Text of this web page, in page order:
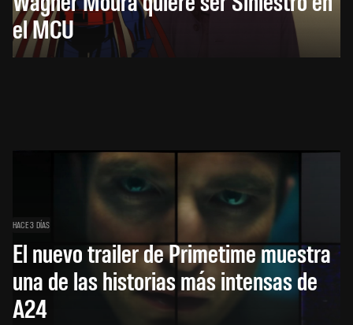
el MCU
HACE 3 DÍAS
El nuevo trailer de Primetime muestra
una de las historias más intensas de
A24